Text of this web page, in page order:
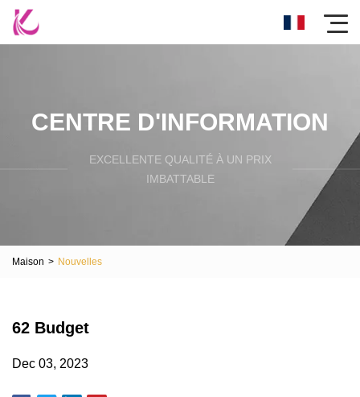
CENTRE D'INFORMATION
EXCELLENTE QUALITÉ À UN PRIX
IMBATTABLE
Maison > Nouvelles
62 Budget
Dec 03, 2023